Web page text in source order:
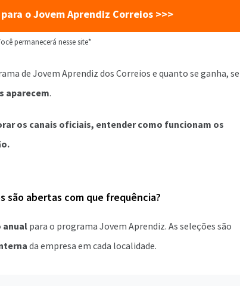
o Jovem Aprendiz Correios >>>
permanecerá nesse site*
de Jovem Aprendiz dos Correios e quanto se ganha, se
aparecem.
os canais oficiais, entender como funcionam os
são abertas com que frequência?
anual para o programa Jovem Aprendiz. As seleções são
da empresa em cada localidade.